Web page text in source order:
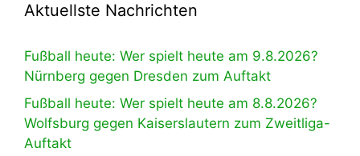
Aktuellste Nachrichten
Fußball heute: Wer spielt heute am 9.8.2026?
Nürnberg gegen Dresden zum Auftakt
Fußball heute: Wer spielt heute am 8.8.2026?
Wolfsburg gegen Kaiserslautern zum Zweitliga-
Auftakt